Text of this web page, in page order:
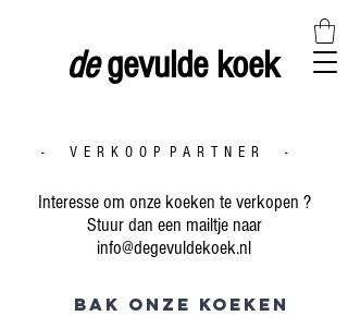
degevulde koek
- V E R K O O P P A R T N E R -
Interesse om onze koeken te verkopen ?
Stuur dan een mailtje naar
info@degevuldekoek.nl
Bak onze koeken